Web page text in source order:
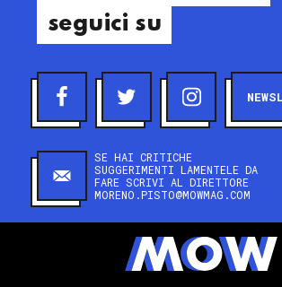
seguici su
SE HAI CRITICHE
SUGGERIMENTI LAMENTELE DA
FARE SCRIVI AL DIRETTORE
MORENO.PISTO@MOWMAG.COM